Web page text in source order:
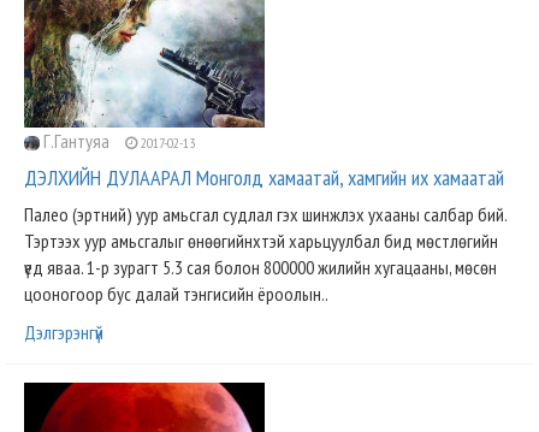
Г.Гантуяа 2017-02-13
ДЭЛХИЙН ДУЛААРАЛ Монголд хамаатай, хамгийн их хамаатай
Палео (эртний) уур амьсгал судлал гэх шинжлэх ухааны салбар бий.
Тэртээх уур амьсгалыг өнөөгийнхтэй харьцуулбал бид мөстлөгийн
үед яваа. 1-р зурагт 5.3 сая болон 800000 жилийн хугацааны, мөсөн
цооногоор бус далай тэнгисийн ёроолын..
Дэлгэрэнгүй